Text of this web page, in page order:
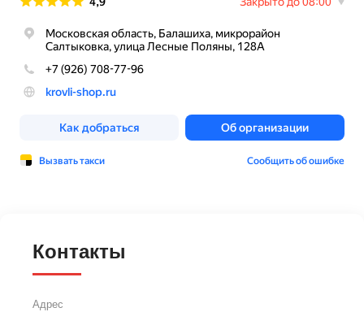
Контакты
Адрес